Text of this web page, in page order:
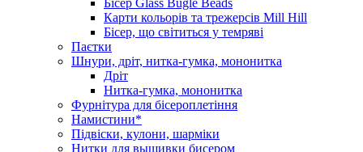
Карти кольорів та трежерсів Mill Hill
Бісер, що світиться у темряві
Паєтки
Шнури, дріт, нитка-гумка, мононитка
Дріт
Нитка-гумка, мононитка
Фурнітура для бісероплетіння
Намистини*
Підвіски, кулони, шарміки
Нитки для вышивки бисером